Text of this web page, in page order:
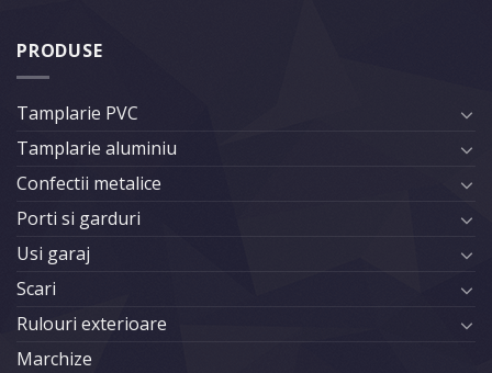
PRODUSE
Tamplarie PVC
Tamplarie aluminiu
Confectii metalice
Porti si garduri
Usi garaj
Scari
Rulouri exterioare
Marchize